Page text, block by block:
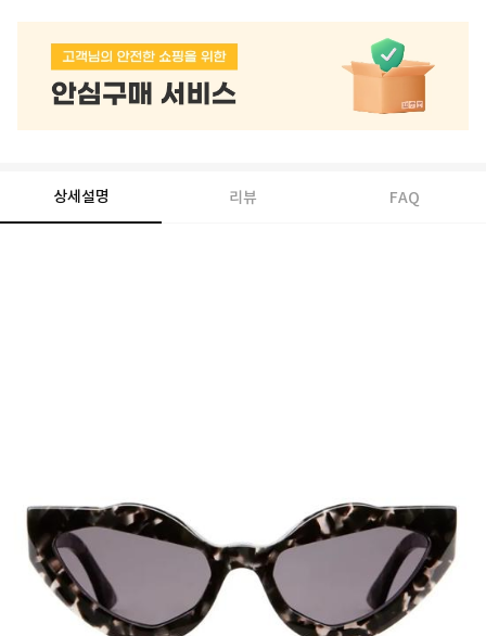
상세설명 리뷰 FAQ